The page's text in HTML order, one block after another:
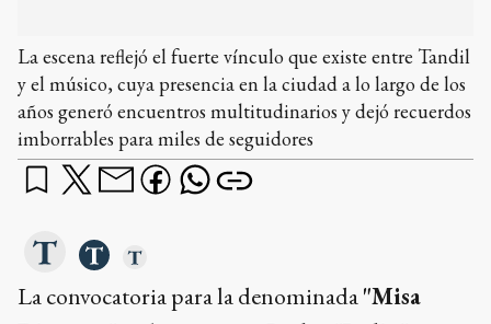
La escena reflejó el fuerte vínculo que existe entre Tandil
y el músico, cuya presencia en la ciudad a lo largo de los
años generó encuentros multitudinarios y dejó recuerdos
imborrables para miles de seguidores
La convocatoria para la denominada"Misa